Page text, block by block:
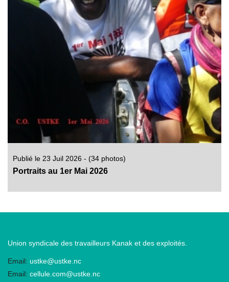
Publié le 23 Juil 2026 - (34 photos)
Portraits au 1er Mai 2026
Union syndicale des travailleurs Kanak et des exploités.
Email: ustke@ustke.nc
Email: cellule.com@ustke.nc